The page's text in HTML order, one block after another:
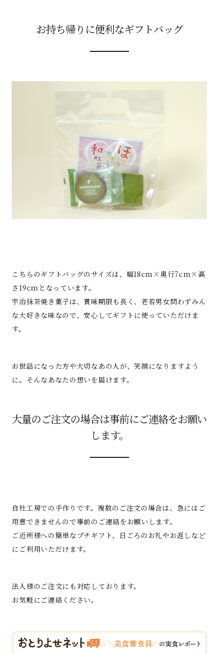
お持ち帰りに便利なギフトバッグ
こちらのギフトバッグのサイズは、幅18cm×奥行7cm×高
さ19cmとなっています。
宇治抹茶焼き菓子は、賞味期限も長く、老若男女問わずみん
な大好きな味なので、安心してギフトに使っていただけま
す。
お世話になった方や大切なあの人が、笑顔になりますよう
に。そんなあなたの想いを届けます。
大量のご注文の場合は事前にご連絡をお願い
します。
自社工房での手作りです。複数のご注文の場合は、急にはご
用意できませんので事前のご連絡をお願いします。
ご近所様への簡単なプチギフト、日ごろのお礼やお返しなど
にご利用いただけます。
法人様のご注文にも対応しております。
お気軽にご連絡ください。